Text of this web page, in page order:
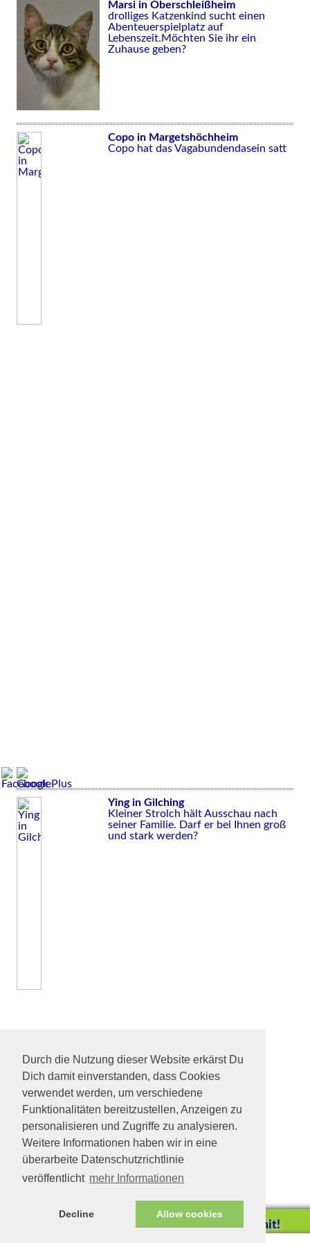
Durch die Nutzung dieser Website erkärst Du
Dich damit einverstanden, dass Cookies
verwendet werden, um verschiedene
Funktionalitäten bereitzustellen, Anzeigen zu
personalisieren und Zugriffe zu analysieren.
Weitere Informationen haben wir in eine
überarbeite Datenschutzrichtlinie
veröffentlicht mehr Informationen
Decline Allow cookies
Marsi in Oberschleißheim
drolliges Katzenkind sucht einen
Abenteuerspielplatz auf
Lebenszeit.Möchten Sie ihr ein
Zuhause geben?
Copo in Margetshöchheim
Copo hat das Vagabundendasein satt
Ying in Gilching
Kleiner Strolch hält Ausschau nach
seiner Familie. Darf er bei Ihnen groß
und stark werden?
Helfen Sie mit!